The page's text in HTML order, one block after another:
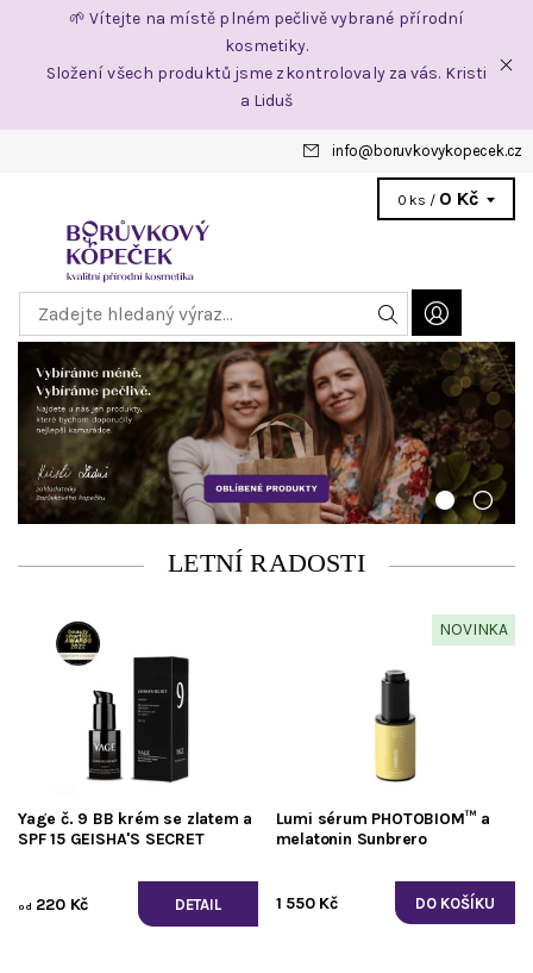
🌱 Vítejte na místě plném pečlivě vybrané přírodní
kosmetiky.
Složení všech produktů jsme zkontrolovaly za vás. Kristi
a Liduš
info@ boruvkovykopecek.cz
0 ks / 0 Kč
LETNÍ RADOSTI
Yage č. 9 BB krém se zlatem a
SPF 15 GEISHA'S SECRET
od 220 Kč DETAIL
NOVINKA
Lumi sérum PHOTOBIOM™ a
melatonin Sunbrero
1 550 Kč